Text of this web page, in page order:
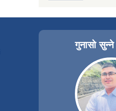
गुनासो सुन्ने